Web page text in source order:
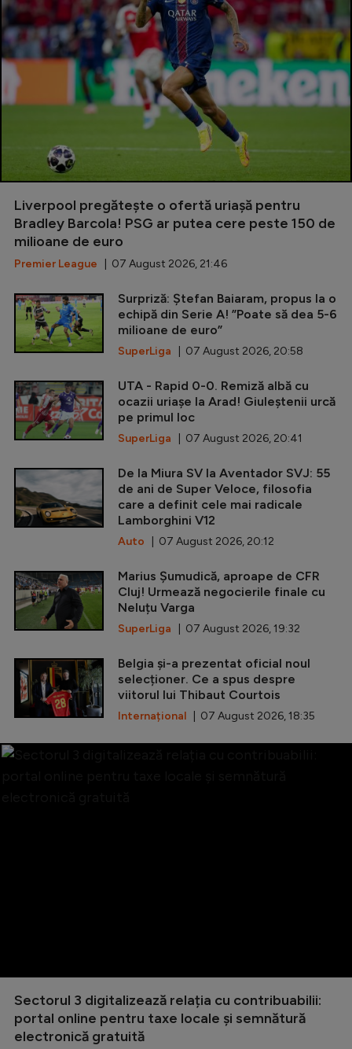
Liverpool pregătește o ofertă uriașă pentru
Bradley Barcola! PSG ar putea cere peste 150 de
milioane de euro
Premier League | 07 August 2026, 21:46
Surpriză: Ștefan Baiaram, propus la o
echipă din Serie A! ”Poate să dea 5-6
milioane de euro”
SuperLiga | 07 August 2026, 20:58
UTA - Rapid 0-0. Remiză albă cu
ocazii uriașe la Arad! Giuleștenii urcă
pe primul loc
SuperLiga | 07 August 2026, 20:41
De la Miura SV la Aventador SVJ: 55
de ani de Super Veloce, filosofia
care a definit cele mai radicale
Lamborghini V12
Auto | 07 August 2026, 20:12
Marius Șumudică, aproape de CFR
Cluj! Urmează negocierile finale cu
Neluțu Varga
SuperLiga | 07 August 2026, 19:32
Belgia și-a prezentat oficial noul
selecționer. Ce a spus despre
viitorul lui Thibaut Courtois
Internațional | 07 August 2026, 18:35
Sectorul 3 digitalizează relația cu contribuabilii:
portal online pentru taxe locale și semnătură
electronică gratuită